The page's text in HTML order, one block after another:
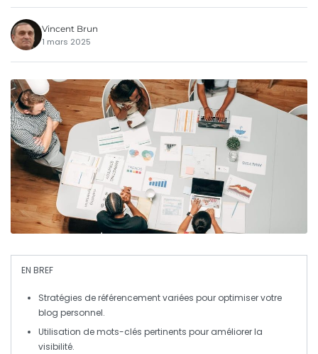
Vincent Brun
1 mars 2025
EN BREF
Stratégies de référencementvariées pour optimiser votre
blog personnel.
Utilisation demots-clés pertinents pour améliorer la
visibilité.